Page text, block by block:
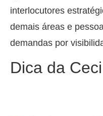
interlocutores
demais áreas e
demandas por
Dica da